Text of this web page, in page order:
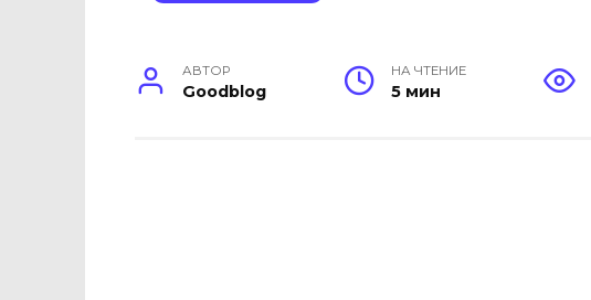
АВТОР
Goodblog
НА ЧТЕНИЕ
5 мин